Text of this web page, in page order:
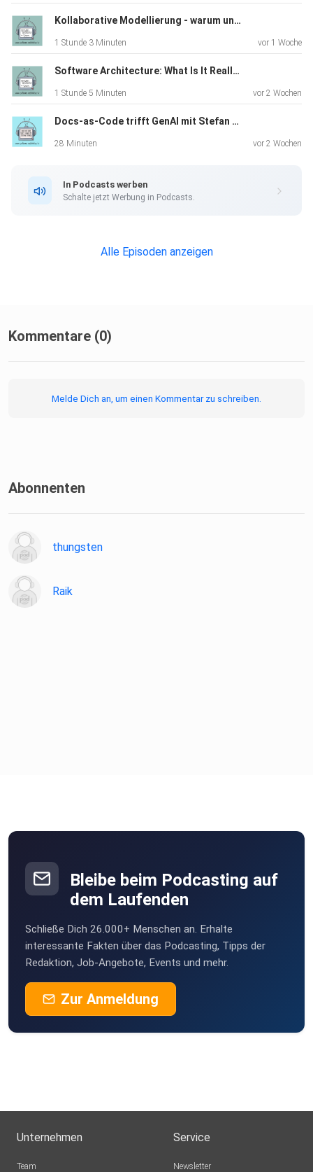
Kollaborative Modellierung - warum und wie funktioniert Event Storming in der Praxis
1 Stunde 3 Minuten vor 1 Woche
Software Architecture: What Is It Really About? A Discussion with James Coplien
1 Stunde 5 Minuten vor 2 Wochen
Docs-as-Code trifft GenAI mit Stefan Zörner
28 Minuten vor 2 Wochen
In Podcasts werben
Schalte jetzt Werbung in Podcasts.
Alle Episoden anzeigen
Kommentare (0)
Melde Dich an, um einen Kommentar zu schreiben.
Abonnenten
thungsten
Raik
Bleibe beim Podcasting auf
dem Laufenden
Schließe Dich 26.000+ Menschen an. Erhalte
interessante Fakten über das Podcasting, Tipps der
Redaktion, Job-Angebote, Events und mehr.
Zur Anmeldung
Unternehmen
Team
Service
Newsletter